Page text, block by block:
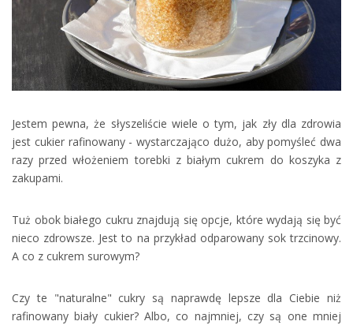
Jestem pewna, że słyszeliście wiele o tym, jak zły dla zdrowia
jest cukier rafinowany - wystarczająco dużo, aby pomyśleć dwa
razy przed włożeniem torebki z białym cukrem do koszyka z
zakupami.
Tuż obok białego cukru znajdują się opcje, które wydają się być
nieco zdrowsze. Jest to na przykład odparowany sok trzcinowy.
A co z cukrem surowym?
Czy te "naturalne" cukry są naprawdę lepsze dla Ciebie niż
rafinowany biały cukier? Albo, co najmniej, czy są one mniej